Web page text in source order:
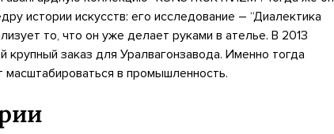
истории искусств: его исследование – “Диалектика
то, что он уже делает руками в ателье. В 2013
заказ для Уралвагонзавода. Именно тогда
масштабироваться в промышленность.